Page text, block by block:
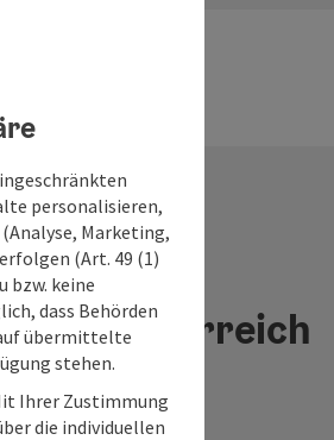
Oberösterreich
personalisieren,
Marketing,
(Art. 49 (1)
bzw. keine
dass Behörden
übermittelte
stehen.
Ihrer Zustimmung
die individuellen